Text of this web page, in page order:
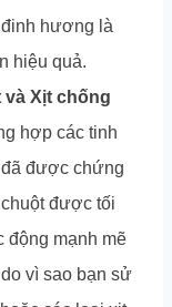
hương là
hiệu quả.
và Xịt chống
hợp các tinh
được chứng
được tối
động mạnh mẽ
vì sao bạn sử